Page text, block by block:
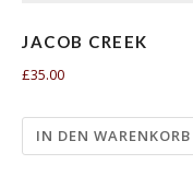
JACOB CREEK
£35.00
IN DEN WARENKORB